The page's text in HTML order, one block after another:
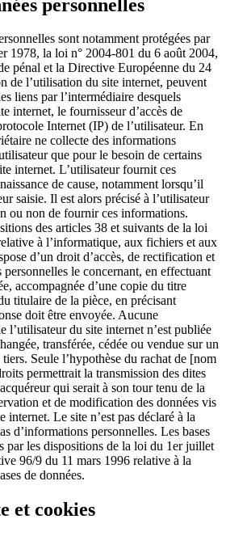
personnelles
sont notamment protégées par
1978, la loi n° 2004-801 du 6 août 2004,
pénal et la Directive Européenne du 24
de l’utilisation du site internet, peuvent
liens par l’intermédiaire desquels
internet, le fournisseur d’accès de
Internet (IP) de l’utilisateur. En
ne collecte des informations
que pour le besoin de certains
internet. L’utilisateur fournit ces
de cause, notamment lorsqu’il
saisie. Il est alors précisé à l’utilisateur
ou non de fournir ces informations.
des articles 38 et suivants de la loi
à l’informatique, aux fichiers et aux
d’un droit d’accès, de rectification et
le concernant, en effectuant
accompagnée d’une copie du titre
titulaire de la pièce, en précisant
doit être envoyée. Aucune
l’utilisateur du site internet n’est publiée
transférée, cédée ou vendue sur un
Seule l’hypothèse du rachat de [nom
permettrait la transmission des dites
qui serait à son tour tenu de la
et de modification des données vis
internet. Le site n’est pas déclaré à la
d’informations personnelles. Les bases
par les dispositions de la loi du 1er juillet
96/9 du 11 mars 1996 relative à la
de données.
et cookies